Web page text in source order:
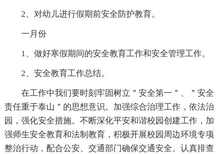
2、对幼儿进行假期前安全防护教育。
一月份
1、做好寒假期间的安全教育工作和安全管理工作。
2、安全教育工作总结。
在工作中我们要时刻牢固树立＂安全第一＂、＂安全
责任重于泰山＂的思想意识。加强综合治理工作，依法治
园，强化安全措施。不断深化平安和谐校园创建工作，加
强师生安全教育和法制教育，积极开展校园周边环境专项
整治行动，配合公安、交通部门确保交通安全。认真排查